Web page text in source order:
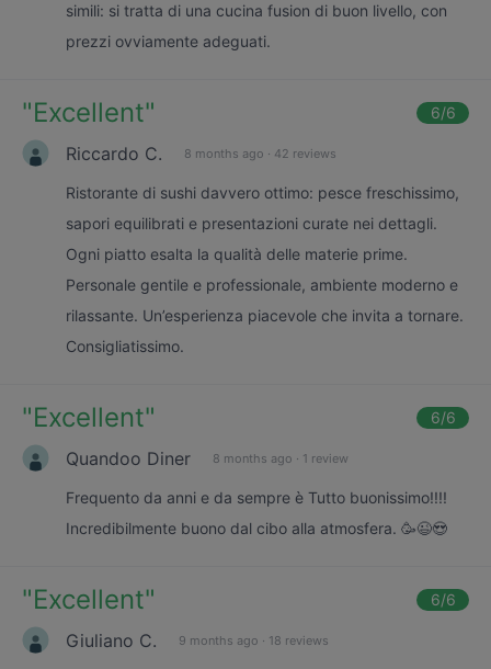
simili: si tratta di una cucina fusion di buon livello, con
prezzi ovviamente adeguati.
"Excellent" 6/6
Riccardo C. 8 months ago · 42 reviews
Ristorante di sushi davvero ottimo: pesce freschissimo,
sapori equilibrati e presentazioni curate nei dettagli.
Ogni piatto esalta la qualità delle materie prime.
Personale gentile e professionale, ambiente moderno e
rilassante. Un’esperienza piacevole che invita a tornare.
Consigliatissimo.
"Excellent" 6/6
Quandoo Diner 8 months ago · 1 review
Frequento da anni e da sempre è Tutto buonissimo!!!!
Incredibilmente buono dal cibo alla atmosfera. 🥳😉😍
"Excellent" 6/6
Giuliano C. 9 months ago · 18 reviews